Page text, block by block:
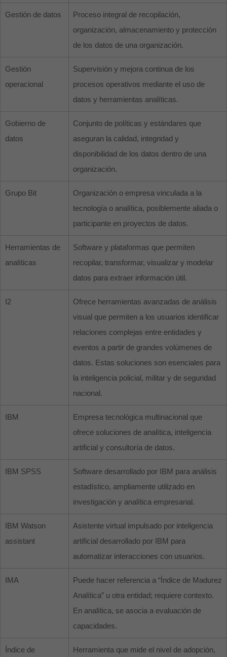
Gestión de datos
Proceso integral de recopilación,
organización, almacenamiento y protección
de los datos de una organización.
Gestión
operacional
Supervisión y mejora continua de los
procesos operativos mediante el uso de
datos y herramientas analíticas.
Gobierno de
datos
Conjunto de políticas y estándares que
aseguran la calidad, integridad y
disponibilidad de los datos dentro de una
organización.
Grupo Bit
Organización o empresa vinculada a la
tecnología o analítica, posiblemente aliada o
participante en proyectos de datos.
Herramientas de
analíticas
Software y plataformas que permiten
recopilar, transformar, visualizar y modelar
datos para extraer información útil.
I2
Ofrece herramientas avanzadas de análisis
visual que permiten a los usuarios identificar
relaciones complejas entre entidades y
eventos a partir de grandes volúmenes de
datos. Estas soluciones son esenciales para
la inteligencia policial, militar y de seguridad
nacional.
IBM
Empresa tecnológica multinacional que
ofrece soluciones de analítica, inteligencia
artificial y consultoría de datos.
IBM SPSS
Software desarrollado por IBM para análisis
estadístico, ampliamente utilizado en
investigación y analítica empresarial.
IBM Watson
assistant
Asistente virtual impulsado por inteligencia
artificial desarrollado por IBM para
automatizar interacciones con usuarios.
IMA
Puede hacer referencia a “Índice de Madurez
Analítica” u otra entidad; requiere contexto.
En analítica, se asocia a evaluación de
capacidades.
Índice de
Herramienta que mide el nivel de adopción,